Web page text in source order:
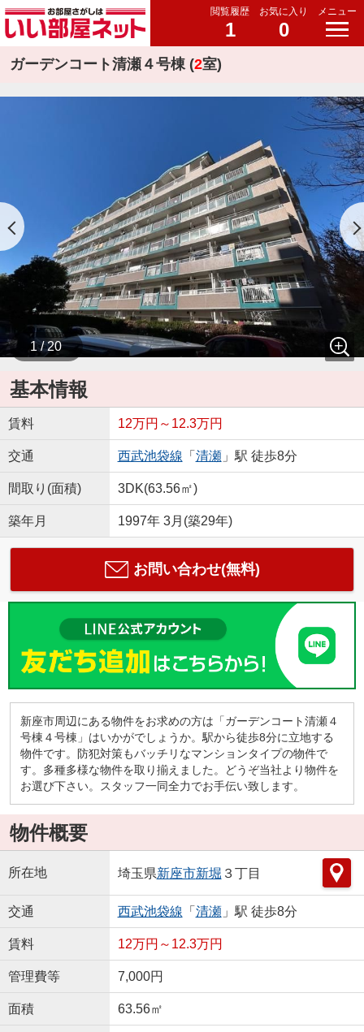
閲覧履歴
1
お気に入り
0
メニュー
ガーデンコート清瀬４号棟 (2室)
1 / 20
基本情報
賃料 12万円～12.3万円
交通 西武池袋線 「 清瀬」駅 徒歩8分
間取り(面積) 3DK(63.56㎡)
築年月 1997年 3月(築29年)
お問い合わせ(無料)
新座市周辺にある物件をお求めの方は「ガーデンコート清瀬４
号棟４号棟」はいかがでしょうか。駅から徒歩8分に立地する
物件です。防犯対策もバッチリなマンションタイプの物件で
す。多種多様な物件を取り揃えました。どうぞ当社より物件を
お選び下さい。スタッフ一同全力でお手伝い致します。
物件概要
所在地 埼玉県新座市新堀 ３丁目
交通 西武池袋線 「 清瀬」駅 徒歩8分
賃料 12万円～12.3万円
管理費等 7,000円
面積 63.56㎡